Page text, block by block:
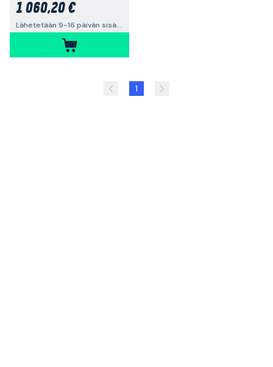
1 060,20 €
Lähetetään 9-16 päivän sisällä
1